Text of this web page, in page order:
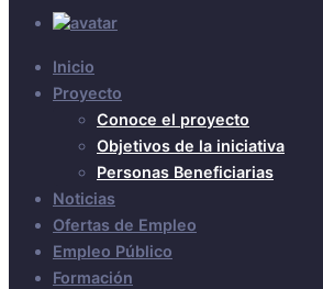
Inicio
Proyecto
Conoce el proyecto
Objetivos de la iniciativa
Personas Beneficiarias
Noticias
Ofertas de Empleo
Empleo Público
Formación